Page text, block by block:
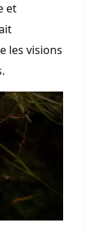
et
les visions